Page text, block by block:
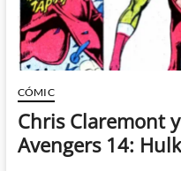
Frenz
CÓMIC
Chris Claremont
Avengers 14: